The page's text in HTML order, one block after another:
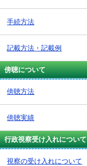
手続方法
記載方法・記載例
傍聴について
傍聴方法
傍聴実績
行政視察受け入れについて
視察の受け入れについて